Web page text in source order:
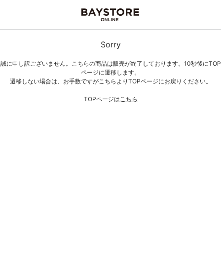
Sorry
誠に申し訳ございません。こちらの商品は販売が終了しております。10秒後にTOP
ページに遷移します。
遷移しない場合は、お手数ですがこちらよりTOPページにお戻りください。
TOPページはこちら